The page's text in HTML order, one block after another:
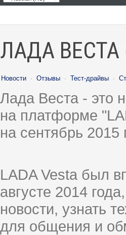
ЛАДА ВЕСТА
Новости · Отзывы · Тест-драйвы ·
Лада Веста - это
на платформе
на сентябрь
LADA Vesta был
августе 2014
новости, узнать
для общения и